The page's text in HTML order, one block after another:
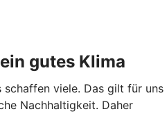
gutes Klima
viele. Das gilt für uns
Nachhaltigkeit. Daher